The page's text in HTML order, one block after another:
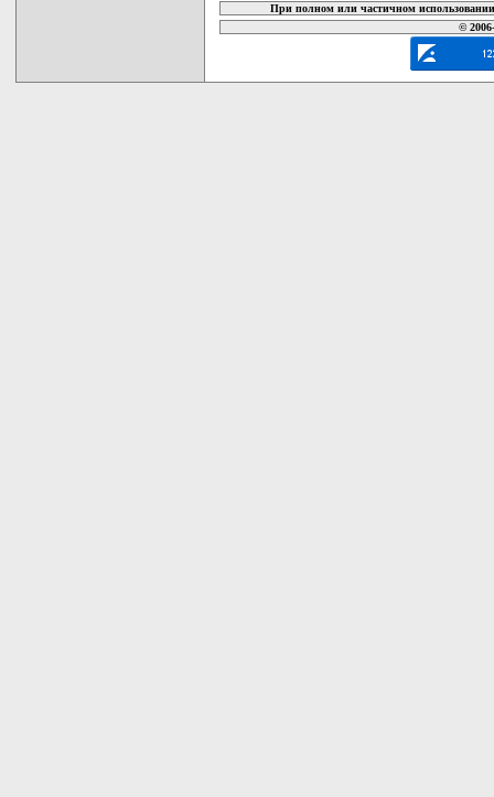
При полном или частичном
©